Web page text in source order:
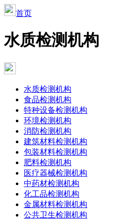
首页
水质检测机构
水质检测机构
食品检测机构
特种设备检测机构
环境检测机构
消防检测机构
建筑材料检测机构
包装材料检测机构
肥料检测机构
医疗器械检测机构
中药材检测机构
化工品检测机构
金属材料检测机构
公共卫生检测机构